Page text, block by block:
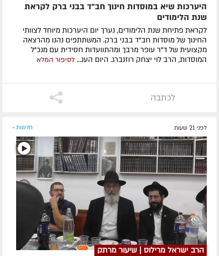
היערכות שיא במוסדות חינוך חב"ד בבני ברק לקראת
שנת הלימודים
לקראת פתיחת שנת הלימודים, נערך יום היערכות מיוחד לצוותי
החינוך של מוסדות חב"ד בבני ברק. המשתתפים נהנו מהרצאה
מקצועית של ד"ר עופר מרבך ומהתוועדות חסידית עם מנכ"ל
המוסדות, הרב לוי יצחק רוזנברג. היום הענ... לסיפור המלא
לכתבה
לפני 21 שעות חדשות »
הרב ישראל מרילוס | שיעור מרתק